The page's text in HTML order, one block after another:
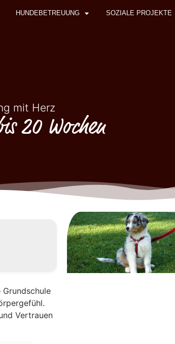
HUNDEBETREUUNG SOZIALE PROJEKTE
mit Herz
20 Wochen
Vertrauen